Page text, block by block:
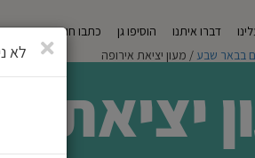
דברו איתנו הוסיפו גן כתבו חוות דעת
בבאר שבע / מעון יציאת אירופה
יציאת
סגירה
לא